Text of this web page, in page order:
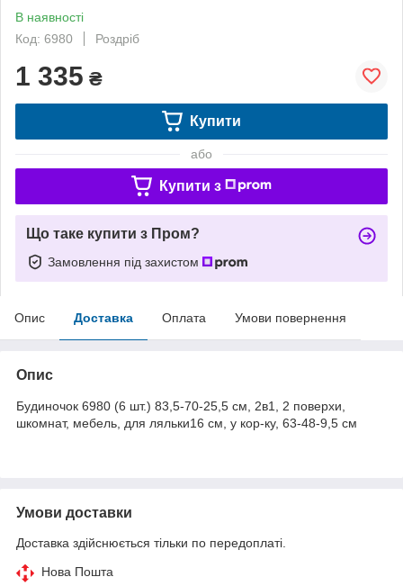
В наявності
Код: 6980
Роздріб
1 335 ₴
Купити
або
Купити з
Що таке купити з Пром?
Замовлення під захистом
Опис Доставка Оплата Умови повернення
Опис
Будиночок 6980 (6 шт.) 83,5-70-25,5 см, 2в1, 2 поверхи,
шкомнат, мебель, для ляльки16 см, у кор-ку, 63-48-9,5 см
Умови доставки
Доставка здійснюється тільки по передоплаті.
Нова Пошта